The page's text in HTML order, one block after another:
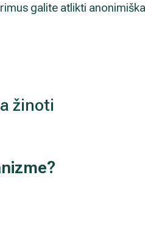
galite atlikti
žinoti